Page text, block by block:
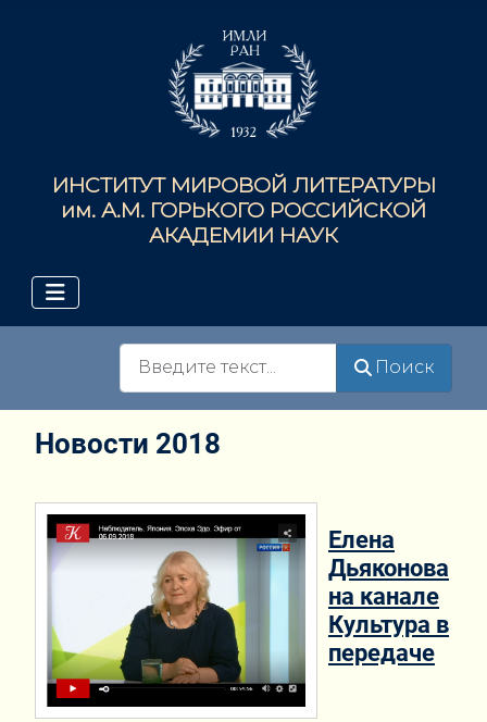
ИНСТИТУТ МИРОВОЙ ЛИТЕРАТУРЫ
им. А.М. ГОРЬКОГО РОССИЙСКОЙ
АКАДЕМИИ НАУК
Поиск
Новости 2018
Елена
Дьяконова
на канале
Культура в
передаче